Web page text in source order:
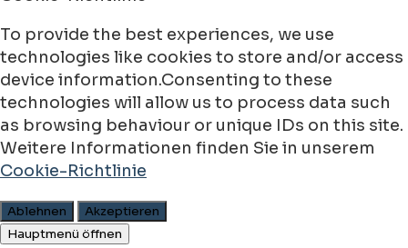
To provide the best experiences, we use
technologies like cookies to store and/or access
device information.Consenting to these
technologies will allow us to process data such
as browsing behaviour or unique IDs on this site.
Weitere Informationen finden Sie in unserem
Cookie-Richtlinie
Ablehnen
Akzeptieren
Hauptmenü öffnen